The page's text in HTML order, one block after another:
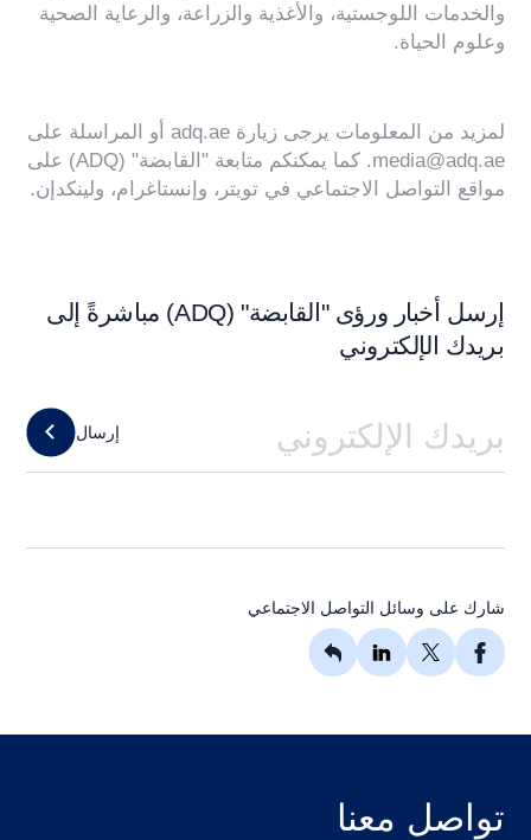
شارك على وسائل التواصل الاجتماعي
والخدمات اللوجستية، والأغذية والزراعة، والرعاية الصحية
وعلوم الحياة.
لمزيد من المعلومات يرجى زيارةadq.ae أو المراسلة على
media@adq.ae
. كما يمكنكم متابعة "القابضة" (ADQ) على
مواقع التواصل الاجتماعي في تويتر ، وإنستاغرام، ولينكدإن.
إرسل أخبار ورؤى "القابضة" (ADQ) مباشرةً إلى
بريدك الإلكتروني
إرسال
تواصل معنا